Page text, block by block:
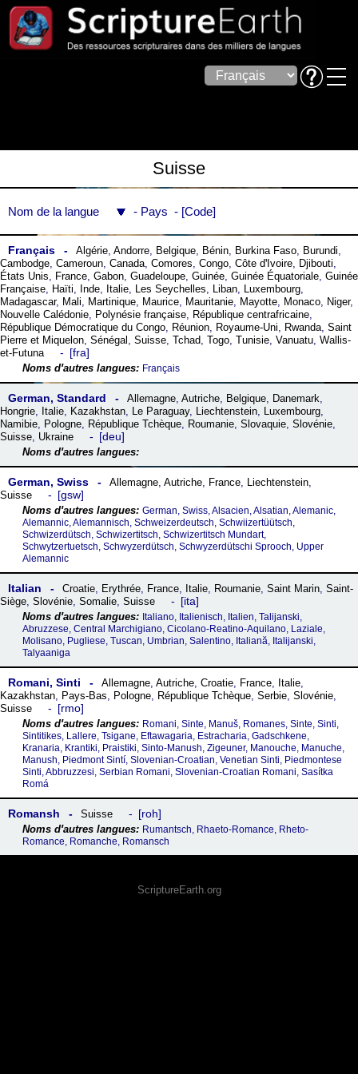
Suisse
Nom de la langue Pays Code
Français Algérie, Andorre, Belgique, Bénin, Burkina Faso, Burundi,
Cambodge, Cameroun, Canada, Comores, Congo, Côte dꞌIvoire, Djibouti,
États Unis, France, Gabon, Guadeloupe, Guinée, Guinée Équatoriale, Guinée
Française, Haïti, Inde, Italie, Les Seychelles, Liban, Luxembourg,
Madagascar, Mali, Martinique, Maurice, Mauritanie, Mayotte, Monaco, Niger,
Nouvelle Calédonie, Polynésie française, République centrafricaine,
République Démocratique du Congo, Réunion, Royaume-Uni, Rwanda, Saint
Pierre et Miquelon, Sénégal , Suisse, Tchad, Togo, Tunisie, Vanuatu, Wallis-
et-Futuna
fra
Français
German, Standard Allemagne, Autriche, Belgique, Danemark,
Hongrie, Italie, Kazakhstan, Le Paraguay, Liechtenstein, Luxembourg,
Namibie, Pologne, République Tchèque, Roumanie, Slovaquie, Slovénie,
Suisse, Ukraine deu
German, Swiss Allemagne, Autriche, France, Liechtenstein,
Suisse
gsw
German, Swiss, Alsacien, Alsatian, Alemanic,
Alemannic, Alemannisch, Schweizerdeutsch, Schwiizertüütsch,
Schwizerdütsch, Schwizertitsch, Schwizertitsch Mundart,
Schwytzertuetsch, Schwyzerdütsch, Schwyzerdütschi Sprooch, Upper
Alemannic
Italian Croatie, Erythrée, France, Italie, Roumanie, Saint Marin, Saint-
Siège, Slovénie, Somalie, Suisse ita
Italiano, Italienisch, Italien, Talijanski,
Abruzzese, Central Marchigiano, Cicolano-Reatino-Aquilano, Laziale,
Molisano, Pugliese, Tuscan, Umbrian, Salentino, Italiană, Italijanski,
Talyaaniga
Romani, Sinti Allemagne, Autriche, Croatie, France, Italie,
Kazakhstan, Pays-Bas, Pologne, République Tchèque, Serbie, Slovénie,
Suisse
rmo
Romani, Sinte, Manuš, Romanes, Sinte, Sinti,
Sintitikes, Lallere, Tsigane, Eftawagaria, Estracharia, Gadschkene,
Kranaria, Krantiki, Praistiki, Sinto-Manush, Zigeuner, Manouche, Manuche,
Manush, Piedmont Sintí, Slovenian-Croatian, Venetian Sinti, Piedmontese
Sinti, Abbruzzesi, Serbian Romani, Slovenian-Croatian Romani, Sasítka
Romá
Romansh Suisse roh
Rumantsch, Rhaeto-Romance, Rheto-
Romance, Romanche, Romansch
ScriptureEarth.org